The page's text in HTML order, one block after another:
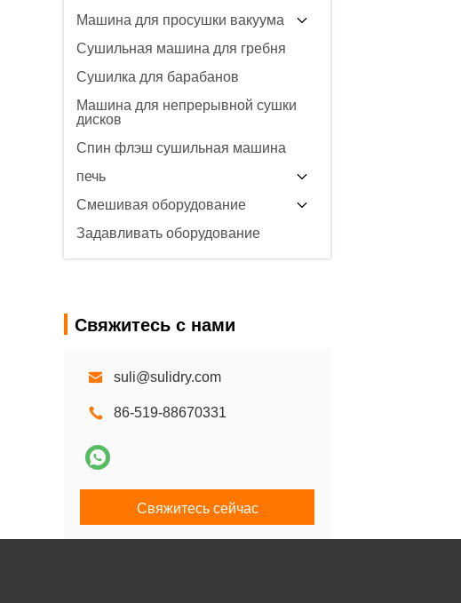
Машина для просушки вакуума
Сушильная машина для гребня
Сушилка для барабанов
Машина для непрерывной сушки
дисков
Спин флэш сушильная машина
печь
Смешивая оборудование
Задавливать оборудование
Свяжитесь с нами
suli@sulidry.com
86-519-88670331
Свяжитесь сейчас